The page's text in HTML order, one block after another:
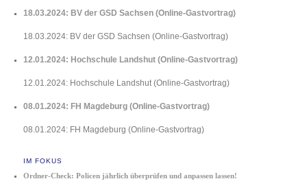
18.03.2024: BV der GSD Sachsen (Online-Gastvortrag)
18.03.2024: BV der GSD Sachsen (Online-Gastvortrag)
12.01.2024: Hochschule Landshut (Online-Gastvortrag)
12.01.2024: Hochschule Landshut (Online-Gastvortrag)
08.01.2024: FH Magdeburg (Online-Gastvortrag)
08.01.2024: FH Magdeburg (Online-Gastvortrag)
IM FOKUS
Ordner-Check: Policen jährlich überprüfen und anpassen lassen!